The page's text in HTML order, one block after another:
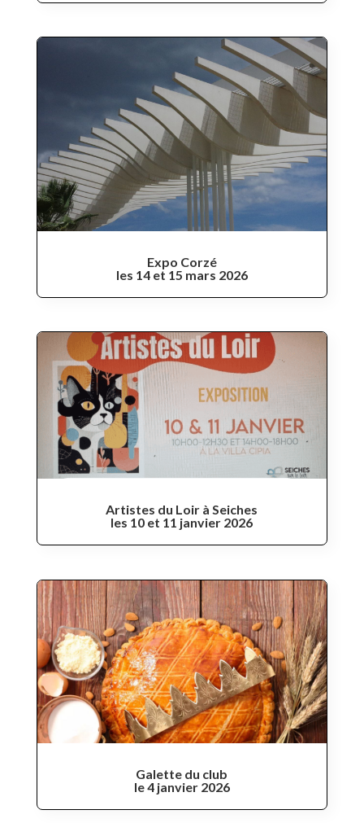
Expo Corzé
les 14 et 15 mars 2026
Artistes du Loir à Seiches
les 10 et 11 janvier 2026
Galette du club
le 4 janvier 2026